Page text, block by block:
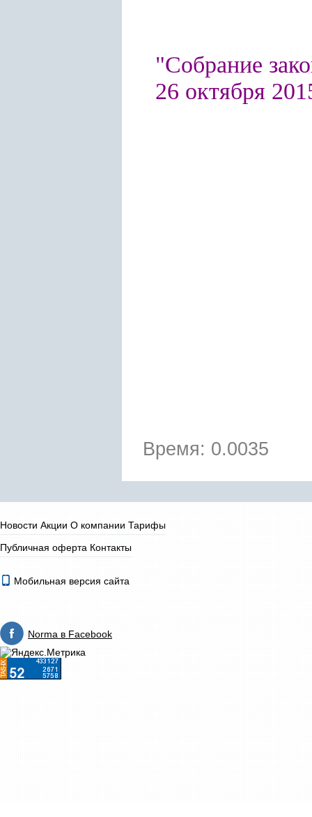
"Собрание
26 октября
Время: 0.0035
Новости Акции О компании Тарифы
Публичная оферта Контакты
Мобильная версия сайта
Norma в Facebook